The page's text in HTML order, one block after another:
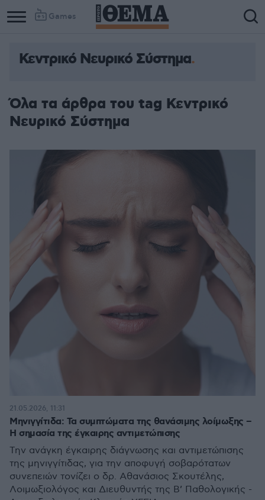
Games
Κεντρικό Νευρικό Σύστημα
Όλα τα άρθρα του tag Κεντρικό
Νευρικό Σύστημα
Μηνιγγίτιδα: Τα συμπτώματα της θανάσιμης λοίμωξης –
Η σημασία της έγκαιρης αντιμετώπισης
Την ανάγκη έγκαιρης διάγνωσης και αντιμετώπισης
της μηνιγγίτιδας, για την αποφυγή σοβαρότατων
συνεπειών τονίζει ο δρ. Αθανάσιος Σκουτέλης,
Λοιμωξιολόγος και Διευθυντής της Β’ Παθολογικής -
21.05.2026, 11:31